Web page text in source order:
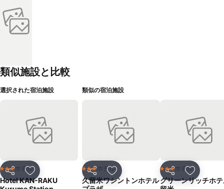
類似施設と比較
選択された宿泊施設
シェア お気に入りに追加
3 ホテルのランク
ホテル
Hotel KAN-RAKU
類似の宿泊施設
シェア お気に入りに追加
3 ホテルのランク
ホテル
久留米ワシントンホテル
シェア お気に入
3 ホテルのランク
ホテル
グリーンリッチホ